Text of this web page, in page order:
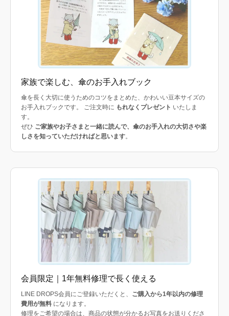
家族で楽しむ、傘のお手入れブック
傘を長く大切に使うためのコツをまとめた、かわいい豆本サイズの
お手入れブックです。 ご注文時に もれなくプレゼント いたしま
す。
ぜひ ご家族やお子さまと一緒に読んで、傘のお手入れの大切さや楽
しさを知っていただければと思います。
会員限定｜1年無料修理で長く使える
LINE DROPS会員にご登録いただくと、 ご購入から1年以内の修理
費用が無料 になります。
修理をご希望の場合は、商品の状態が分かるお写真をお送りくださ